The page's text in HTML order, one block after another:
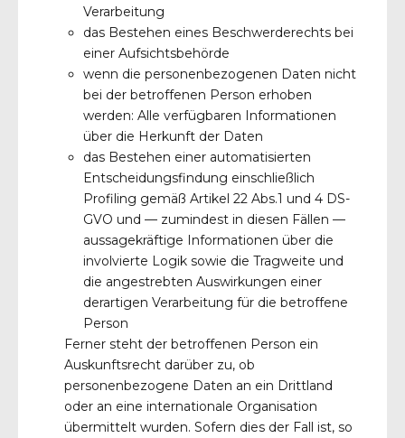
Verarbeitung
das Bestehen eines Beschwerderechts bei
einer Aufsichtsbehörde
wenn die personenbezogenen Daten nicht
bei der betroffenen Person erhoben
werden: Alle verfügbaren Informationen
über die Herkunft der Daten
das Bestehen einer automatisierten
Entscheidungsfindung einschließlich
Profiling gemäß Artikel 22 Abs.1 und 4 DS-
GVO und — zumindest in diesen Fällen —
aussagekräftige Informationen über die
involvierte Logik sowie die Tragweite und
die angestrebten Auswirkungen einer
derartigen Verarbeitung für die betroffene
Person
Ferner steht der betroffenen Person ein
Auskunftsrecht darüber zu, ob
personenbezogene Daten an ein Drittland
oder an eine internationale Organisation
übermittelt wurden. Sofern dies der Fall ist, so